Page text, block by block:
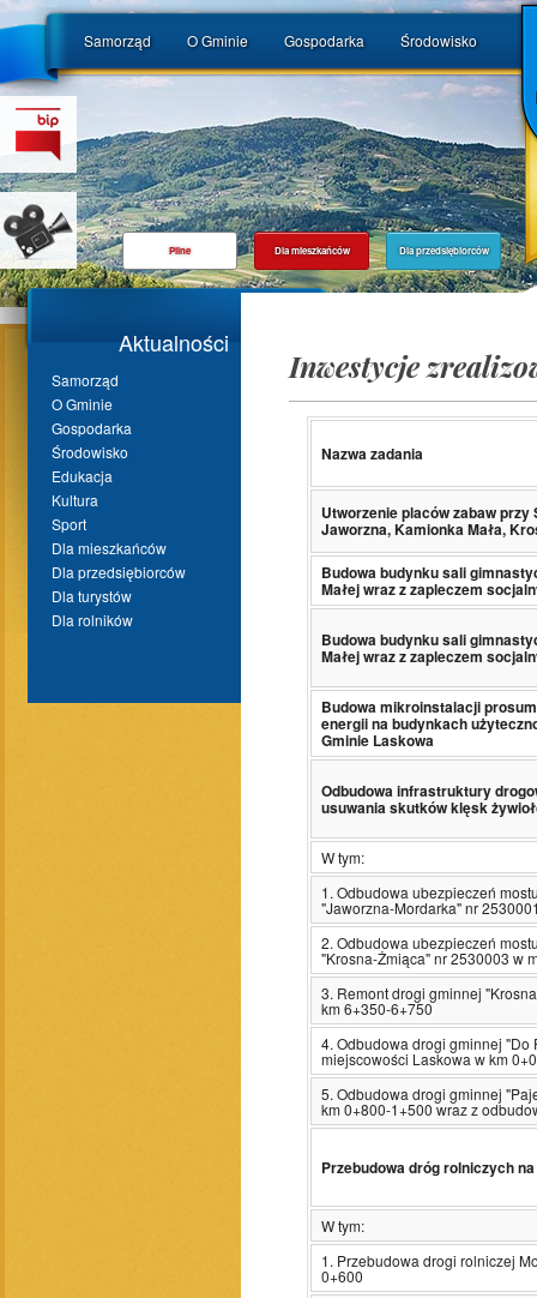
Samorząd O Gminie Gospodarka Środowisko
Pilne Dla mieszkańców Dla przedsiębiorców
Aktualności
Samorząd
O Gminie
Gospodarka
Środowisko
Edukacja
Kultura
Sport
Dla mieszkańców
Dla przedsiębiorców
Dla turystów
Dla rolników
Inwestycje
Nazwa zadania
Utworzenie placów zabaw
Jaworzna, Kamionka Mała,
Budowa budynku sali
Małej wraz z zapleczem
Budowa budynku sali
Małej wraz z zapleczem
Budowa mikroinstalacji
energii na budynkach
Gminie Laskowa
Odbudowa infrastruktury
usuwania skutków klęsk
W tym:
1. Odbudowa ubezpieczeń
"Jaworzna-Mordarka" nr
2. Odbudowa ubezpieczeń
"Krosna-Żmiąca" nr 2530003 w
3. Remont drogi gminnej
km 6+350-6+750
4. Odbudowa drogi gminnej "Do
miejscowości Laskowa w km
5. Odbudowa drogi gminnej
km 0+800-1+500 wraz z
Przebudowa dróg rolniczych
W tym:
1. Przebudowa drogi rolniczej
0+600